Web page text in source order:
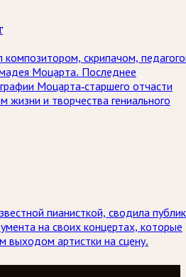
скрипачом,
Моцарта. Последнее
Моцарта-старшего отчасти
жизни и творчества гениального
пианисткой, сводила
на своих концертах, которые
выходом артистки на сцену.